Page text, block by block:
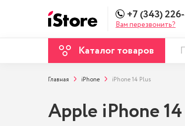
+7 (343)
Вам перезвонить?
Каталог товаров
Главная iPhone iPhone 14 Plus
Apple iPhone 14